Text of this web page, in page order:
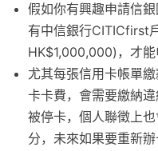
假如你有興趣申請信
有中信銀行CITICfirst
HK$1,000,000)，才能
尤其每張信用卡帳單
卡卡費，會需要繳納
被停卡，個人聯徵上
分，未來如果要重新